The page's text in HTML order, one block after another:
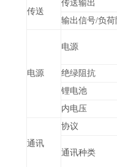
传送
传送输出
输出信号/负荷
电源
电源
绝绿阻抗
锂电池
内电压
通讯
协议
通讯种类